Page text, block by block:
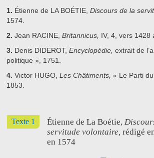
1. Étienne de LA BOÉTIE,Discours de la
1574.
2. Jean RACINE,Britannicus, IV, 4, vers 1428
3. Denis DIDEROT,Encyclopédie, extrait de
politique », 1751.
4. Victor HUGO,Les Châtiments, « Le Parti
1853.
Texte 1 Étienne de La Boétie,
servitude volontaire, rédigé
en 1574